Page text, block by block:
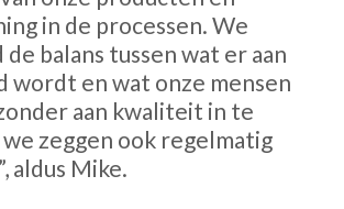
in de processen. We
balans tussen wat er aan
wordt en wat onze mensen
aan kwaliteit in te
zeggen ook regelmatig
aldus Mike.